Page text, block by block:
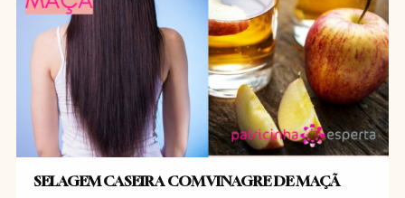
SELAGEM CASEIRA COM VINAGRE DE MAÇÃ